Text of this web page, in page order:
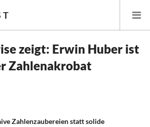
und Finanzpolitik
zeigt: Erwin Huber ist
Zahlenakrobat
Zahlenzaubereien statt solide